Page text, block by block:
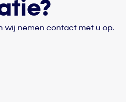
wij nemen contact met u op.